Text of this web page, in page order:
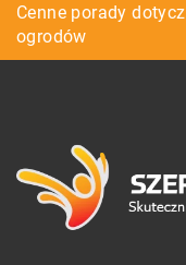
Co jest potrzebne
samochodowego?
Cenne porady
ogrodów
O czym pamiętać
gastronomicznego?